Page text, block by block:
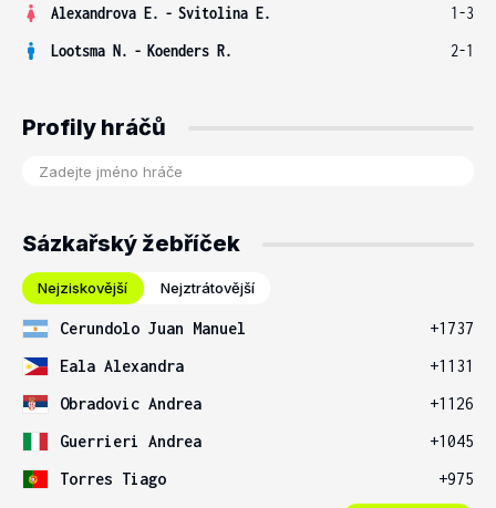
Alexandrova E. - Svitolina E.
1-3
Lootsma N. - Koenders R. 2-1
Profily hráčů
Sázkařský žebříček
Nejziskovější Nejztrátovější
Cerundolo Juan Manuel
+1737
Eala Alexandra
+1131
Obradovic Andrea
+1126
Guerrieri Andrea
+1045
Torres Tiago
+975